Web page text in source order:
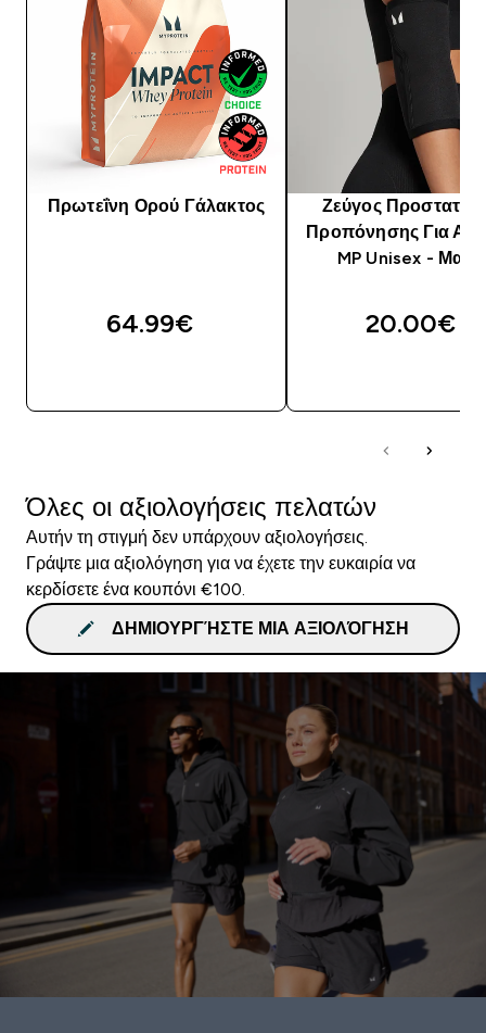
Πρωτεΐνη Ορού Γάλακτος
64.99€‎
Ζεύγος
Προπόνησης Για
MP Unisex -
20.00€‎
Όλες οι αξιολογήσεις πελατών
Αυτήν τη στιγμή δεν υπάρχουν αξιολογήσεις.
Γράψτε μια αξιολόγηση για να έχετε την ευκαιρία να
κερδίσετε ένα κουπόνι €100.
ΔΗΜΙΟΥΡΓΉΣΤΕ ΜΙΑ ΑΞΙΟΛΌΓΗΣΗ